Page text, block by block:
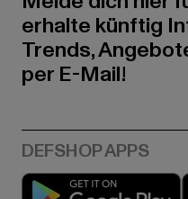
erhalte künftig
Trends,
per E-Mail!